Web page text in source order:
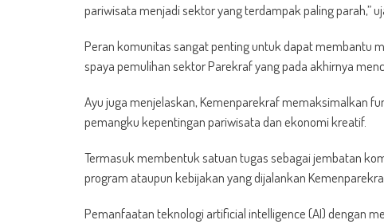
pariwisata menjadi sektor yang terdampak paling parah,”
Peran komunitas sangat penting untuk dapat membantu
spaya pemulihan sektor Parekraf yang pada akhirnya
Ayu juga menjelaskan, Kemenparekraf memaksimalkan
pemangku kepentingan pariwisata dan ekonomi kreatif.
Termasuk membentuk satuan tugas sebagai jembatan
program ataupun kebijakan yang dijalankan
Pemanfaatan teknologi artificial intelligence (AI) dengan